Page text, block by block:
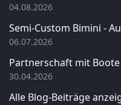
04.08.2026
Semi-Custom Bimini -
06.07.2026
Partnerschaft mit
30.04.2026
Alle Blog-Beiträge